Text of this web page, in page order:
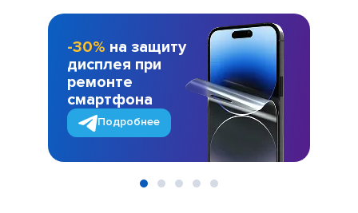
-30% на защиту
дисплея при
ремонте
смартфона
Подробнее